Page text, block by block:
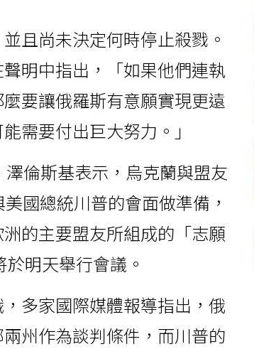
且尚未決定何時停止殺戮。
明中指出，「如果他們連執
要讓俄羅斯有意願實現更遠
需要付出巨大努力。」
倫斯基表示，烏克蘭與盟友
國總統川普的會面做準備，
的主要盟友所組成的「志願
明天舉行會議。
多家國際媒體報導指出，俄
州作為談判條件，而川普的